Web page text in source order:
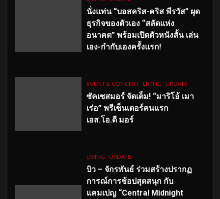
นั่งแท่น “บอสคริส-คริส พีรวัส” ผุด
ธุรกิจของตัวเอง “สลัดแห่ง
อนาคต” พร้อมเปิดตัวหนังสั้น เล่น
เอง-กำกับเองครั้งแรก!
EVENT & CONCERT LIVING UPDATE
ซัคเซสมอร์ จัดเต็ม! “มาริโอ้ เมา
เร่อ” พรีเซ็นเตอร์คนแรก
เอส.โอ.ดี มอร์
LIVING UPDATE
บิว – จักรพันธ์ ร่วมสร้างปรากฏ
การณ์การช้อปสุดสนุก กับ
แคมเปญ “Central Midnight